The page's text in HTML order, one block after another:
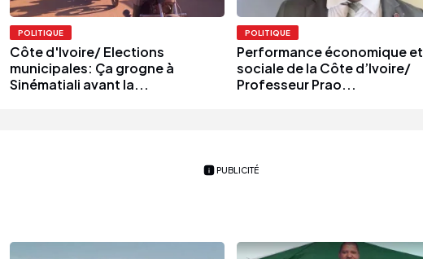
POLITIQUE
Côte d'Ivoire/ Elections
municipales: Ça grogne à
Sinématiali avant la...
POLITIQUE
Performance économique et
sociale de la Côte d’Ivoire/
Professeur Prao...
PUBLICITÉ